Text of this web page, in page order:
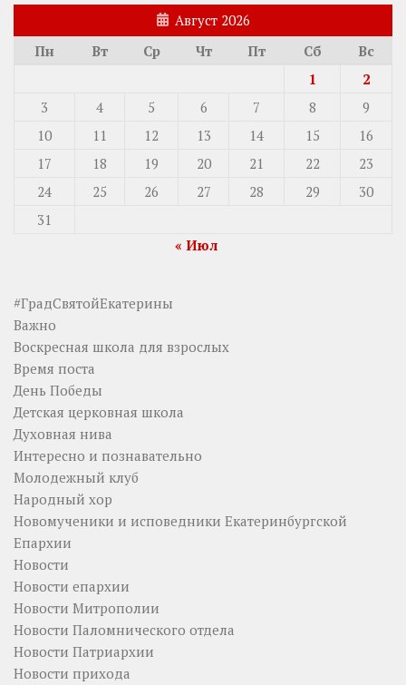
Август 2026
Пн
Вт Ср Чт Пт Сб
Вс
1
2
3
4 5 6 7 8
9
10
11 12 13 14 15
16
17
18 19 20 21 22
23
24
25 26 27 28 29
30
31
« Июл
#ГрадСвятойЕкатерины
Важно
Воскресная школа для взрослых
Время поста
День Победы
Детская церковная школа
Духовная нива
Интересно и познавательно
Молодежный клуб
Народный хор
Новомученики и исповедники Екатеринбургской
Епархии
Новости
Новости епархии
Новости Митрополии
Новости Паломнического отдела
Новости Патриархии
Новости прихода